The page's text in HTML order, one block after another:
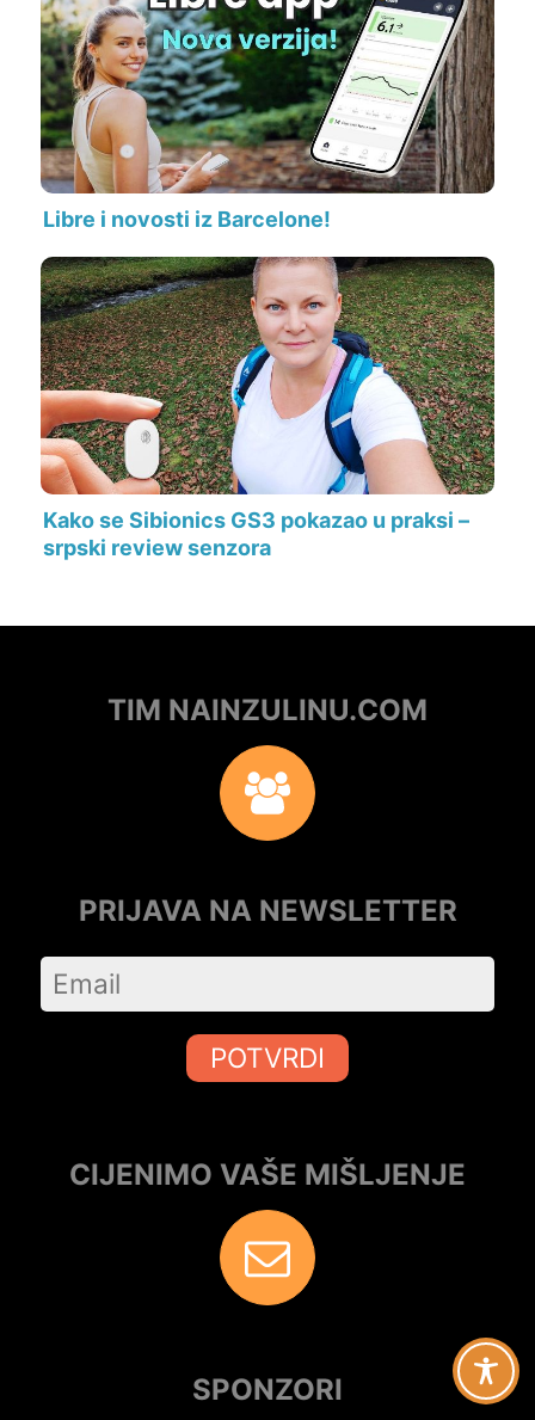
Libre i novosti iz Barcelone!
Kako se Sibionics GS3 pokazao u praksi –
srpski review senzora
TIM NAINZULINU.COM
PRIJAVA NA NEWSLETTER
POTVRDI
CIJENIMO VAŠE MIŠLJENJE
SPONZORI